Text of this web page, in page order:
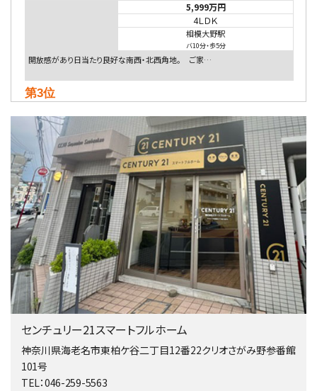
5,999万円
4ＬＤＫ
相模大野駅
バ10分・歩5分
開放感があり日当たり良好な南西・北西角地。 ご家…
第3位
4ＬＤＫ
相模大野駅
バ9分・歩4分
２０１５年６月築、積水ハウス施工住宅です。 南東…
第4位
4,080万円
4ＬＤＫ
淵野辺駅
歩17分
南側道路に面しており日当たり良好。 キッチンから…
第5位
3,680万円
バ19分・ 歩8分
開放感があり日当たり良好な南西・北西角地区画。 …
センチュリー21スマートフルホーム
神奈川県海老名市東柏ケ谷二丁目12番22クリオさがみ野参番館
101号
TEL：046-259-5563